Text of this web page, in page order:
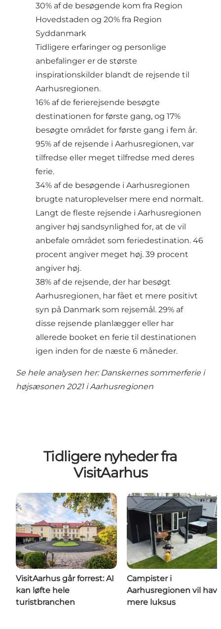
30% af de besøgende kom fra Region
Hovedstaden og 20% fra Region
Syddanmark
Tidligere erfaringer og personlige
anbefalinger er de største
inspirationskilder blandt de rejsende til
Aarhusregionen.
16% af de ferierejsende besøgte
destinationen for første gang, og 17%
besøgte området for første gang i fem år.
95% af de rejsende i Aarhusregionen, var
tilfredse eller meget tilfredse med deres
ferie.
34% af de besøgende i Aarhusregionen
brugte naturoplevelser mere end normalt.
Langt de fleste rejsende i Aarhusregionen
angiver høj sandsynlighed for, at de vil
anbefale området som feriedestination. 46
procent angiver meget høj. 39 procent
angiver høj.
38% af de rejsende, der har besøgt
Aarhusregionen, har fået et mere positivt
syn på Danmark som rejsemål. 29% af
disse rejsende planlægger eller har
allerede booket en ferie til destinationen
igen inden for de næste 6 måneder.
Se hele analysen her: Danskernes sommerferie i
højsæsonen 2021 i Aarhusregionen
Tidligere nyheder fra
VisitAarhus
VisitAarhus går forrest: AI
kan løfte hele
turistbranchen
Campister i
Aarhusregionen vil
mere luksus